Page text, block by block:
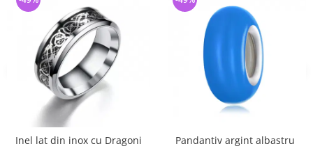
Inel lat din inox cu Dragoni Pandantiv argint albastru